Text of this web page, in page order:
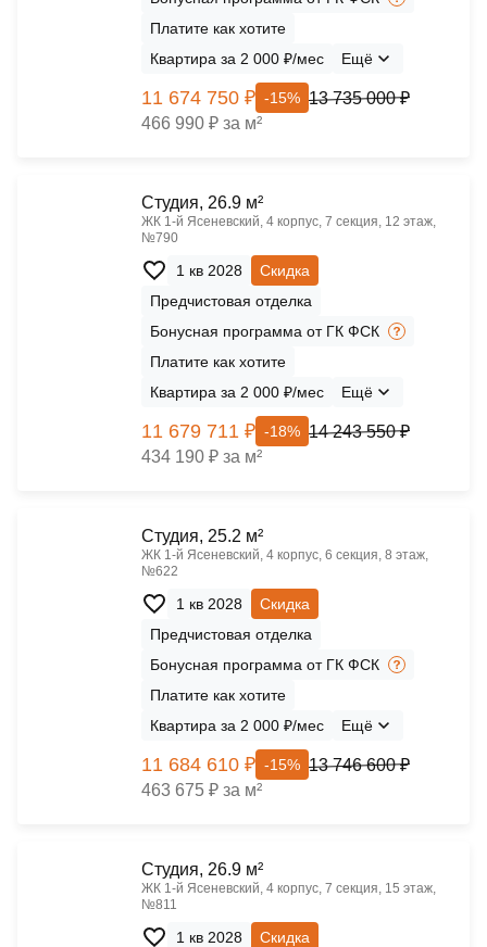
Платите как хотите
Квартира за 2 000 ₽/мес
Ещё
11 674 750 ₽ -15% 13 735 000 ₽
466 990 ₽ за м²
Cтудия, 26.9 м²
ЖК 1‑й Ясеневский, 4 корпус, 7 секция, 12 этаж,
№790
1 кв 2028
Скидка
Предчистовая отделка
Бонусная программа от ГК ФСК
Платите как хотите
Квартира за 2 000 ₽/мес
Ещё
11 679 711 ₽ -18% 14 243 550 ₽
434 190 ₽ за м²
Cтудия, 25.2 м²
ЖК 1‑й Ясеневский, 4 корпус, 6 секция, 8 этаж,
№622
1 кв 2028
Скидка
Предчистовая отделка
Бонусная программа от ГК ФСК
Платите как хотите
Квартира за 2 000 ₽/мес
Ещё
11 684 610 ₽ -15% 13 746 600 ₽
463 675 ₽ за м²
Cтудия, 26.9 м²
ЖК 1‑й Ясеневский, 4 корпус, 7 секция, 15 этаж,
№811
1 кв 2028
Скидка